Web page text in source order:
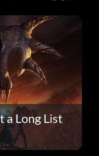
a Long List